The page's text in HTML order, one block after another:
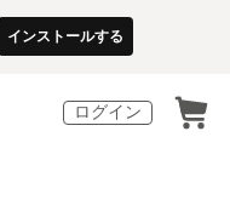
インストールする
ログイン